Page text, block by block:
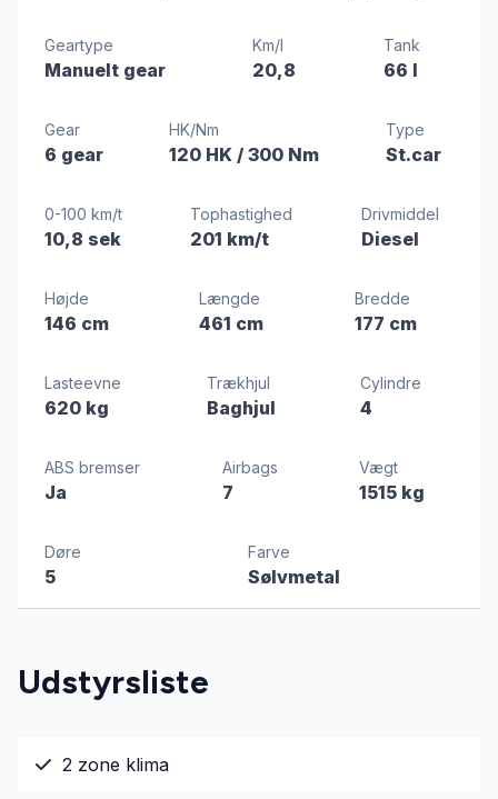
Geartype
Manuelt gear
Km/l
20,8
Tank
66 l
Gear
6 gear
HK/Nm
120 HK/ 300 Nm
Type
St.car
0-100 km/t
10,8 sek
Tophastighed
201 km/t
Drivmiddel
Diesel
Højde
146 cm
Længde
461 cm
Bredde
177 cm
Lasteevne
620 kg
Trækhjul
Baghjul
Cylindre
4
ABS bremser
Ja
Airbags
7
Vægt
1515 kg
Døre
5
Farve
Sølvmetal
Udstyrsliste
2 zone klima